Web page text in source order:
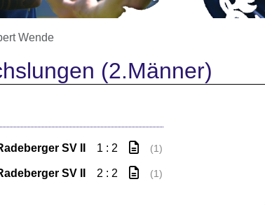
Wende
(2.Männer)
SV II 1 : 2 (1)
SV II 2 : 2 (1)